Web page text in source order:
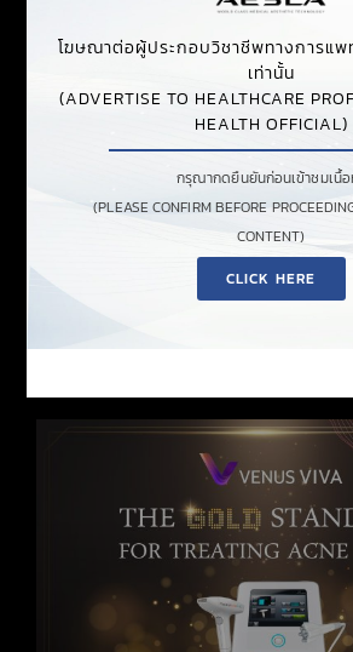
แผลรูปทรงเหลี่ยมเล็กมาก ๆ (
กว่าเครื่องอื่นในตลาดถึง 20 เท่า
ส่งผลให้กระบวนการHEALING
มีระยะการพักฟื้น (DOWNTIME) สั้
PIH
กระตุ้นคอลลาเจน
รอยแผลขนาดเล็ก
ไม่ต้องใช้เวลาพักฟื้น
โฆษณาต่อผู้ประกอบวิชาชีพทางการแพ
เท่านั้น
(ADVERTISE TO HEALTHCARE
HEALTH OFFICIAL)
กรุณากดยืนยันก่อนเข้าชมเนื้อ
(PLEASE CONFIRM BEFORE
CONTENT)
CLICK HERE